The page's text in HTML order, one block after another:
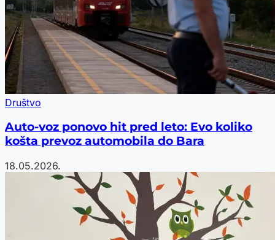
Društvo
Auto-voz ponovo hit pred leto: Evo koliko
košta prevoz automobila do Bara
18.05.2026.